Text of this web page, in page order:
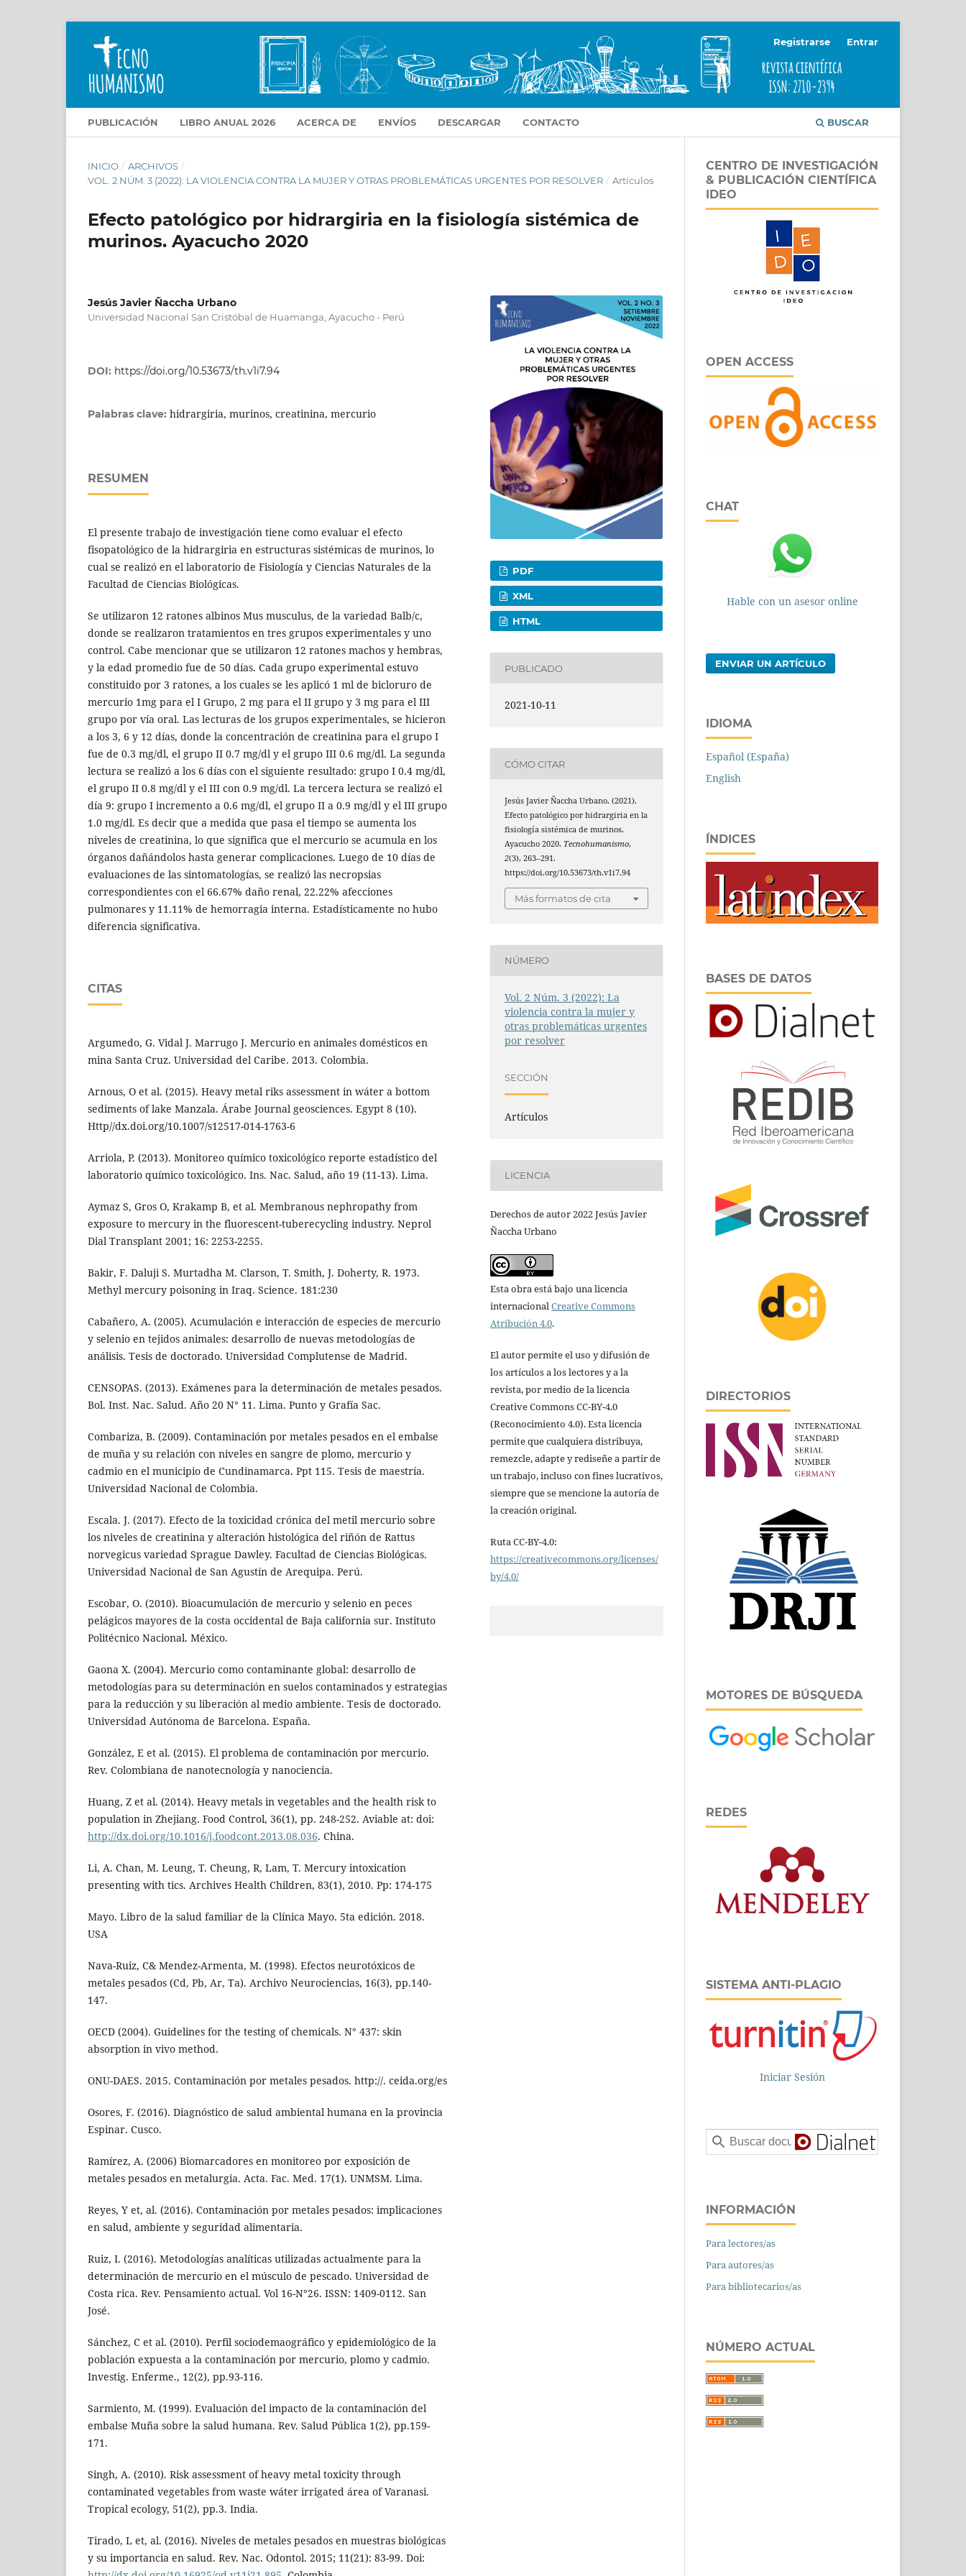
PUBLICACIÓN LIBRO ANUAL 2026 ACERCA DE ENVÍOS DESCARGAR CONTACTO BUSCAR
Registrarse Entrar
INICIO / ARCHIVOS /
VOL. 2 NÚM. 3 (2022): LA VIOLENCIA CONTRA LA MUJER Y OTRAS PROBLEMÁTICAS URGENTES POR RESOLVER / Artículos
Efecto patológico por hidrargiria en la fisiología sistémica de
murinos. Ayacucho 2020
Jesús Javier Ñaccha Urbano
Universidad Nacional San Cristóbal de Huamanga, Ayacucho - Perú
DOI: https://doi.org/10.53673/th.v1i7.94
Palabras clave: hidrargiria, murinos, creatinina, mercurio
RESUMEN
El presente trabajo de investigación tiene como evaluar el efecto
fisopatológico de la hidrargiria en estructuras sistémicas de murinos, lo
cual se realizó en el laboratorio de Fisiología y Ciencias Naturales de la
Facultad de Ciencias Biológicas.
Se utilizaron 12 ratones albinos Mus musculus, de la variedad Balb/c,
donde se realizaron tratamientos en tres grupos experimentales y uno
control. Cabe mencionar que se utilizaron 12 ratones machos y hembras,
y la edad promedio fue de 50 días. Cada grupo experimental estuvo
constituido por 3 ratones, a los cuales se les aplicó 1 ml de bicloruro de
mercurio 1mg para el I Grupo, 2 mg para el II grupo y 3 mg para el III
grupo por vía oral. Las lecturas de los grupos experimentales, se hicieron
a los 3, 6 y 12 días, donde la concentración de creatinina para el grupo I
fue de 0.3 mg/dl, el grupo II 0.7 mg/dl y el grupo III 0.6 mg/dl. La segunda
lectura se realizó a los 6 días con el siguiente resultado: grupo I 0.4 mg/dl,
el grupo II 0.8 mg/dl y el III con 0.9 mg/dl. La tercera lectura se realizó el
día 9: grupo I incremento a 0.6 mg/dl, el grupo II a 0.9 mg/dl y el III grupo
1.0 mg/dl. Es decir que a medida que pasa el tiempo se aumenta los
niveles de creatinina, lo que significa que el mercurio se acumula en los
órganos dañándolos hasta generar complicaciones. Luego de 10 días de
evaluaciones de las sintomatologías, se realizó las necropsias
correspondientes con el 66.67% daño renal, 22.22% afecciones
pulmonares y 11.11% de hemorragia interna. Estadísticamente no hubo
diferencia significativa.
CITAS
Argumedo, G. Vidal J. Marrugo J. Mercurio en animales domésticos en
mina Santa Cruz. Universidad del Caribe. 2013. Colombia.
Arnous, O et al. (2015). Heavy metal riks assessment in wáter a bottom
sediments of lake Manzala. Árabe Journal geosciences. Egypt 8 (10).
Http//dx.doi.org/10.1007/s12517-014-1763-6
Arriola, P. (2013). Monitoreo químico toxicológico reporte estadístico del
laboratorio químico toxicológico. Ins. Nac. Salud, año 19 (11-13). Lima.
Aymaz S, Gros O, Krakamp B, et al. Membranous nephropathy from
exposure to mercury in the fluorescent-tuberecycling industry. Neprol
Dial Transplant 2001; 16: 2253-2255.
Bakir, F. Daluji S. Murtadha M. Clarson, T. Smith, J. Doherty, R. 1973.
Methyl mercury poisoning in Iraq. Science. 181:230
Cabañero, A. (2005). Acumulación e interacción de especies de mercurio
y selenio en tejidos animales: desarrollo de nuevas metodologías de
análisis. Tesis de doctorado. Universidad Complutense de Madrid.
CENSOPAS. (2013). Exámenes para la determinación de metales pesados.
Bol. Inst. Nac. Salud. Año 20 N° 11. Lima. Punto y Grafía Sac.
Combariza, B. (2009). Contaminación por metales pesados en el embalse
de muña y su relación con niveles en sangre de plomo, mercurio y
cadmio en el municipio de Cundinamarca. Ppt 115. Tesis de maestría.
Universidad Nacional de Colombia.
Escala. J. (2017). Efecto de la toxicidad crónica del metil mercurio sobre
los niveles de creatinina y alteración histológica del riñón de Rattus
norvegicus variedad Sprague Dawley. Facultad de Ciencias Biológicas.
Universidad Nacional de San Agustín de Arequipa. Perú.
Escobar, O. (2010). Bioacumulación de mercurio y selenio en peces
pelágicos mayores de la costa occidental de Baja california sur. Instituto
Politécnico Nacional. México.
Gaona X. (2004). Mercurio como contaminante global: desarrollo de
metodologías para su determinación en suelos contaminados y estrategias
para la reducción y su liberación al medio ambiente. Tesis de doctorado.
Universidad Autónoma de Barcelona. España.
González, E et al. (2015). El problema de contaminación por mercurio.
Rev. Colombiana de nanotecnología y nanociencia.
Huang, Z et al. (2014). Heavy metals in vegetables and the health risk to
population in Zhejiang. Food Control, 36(1), pp. 248-252. Aviable at: doi:
http://dx.doi.org/10.1016/j.foodcont.2013.08.036. China.
Li, A. Chan, M. Leung, T. Cheung, R, Lam, T. Mercury intoxication
presenting with tics. Archives Health Children, 83(1), 2010. Pp: 174-175
Mayo. Libro de la salud familiar de la Clínica Mayo. 5ta edición. 2018.
USA
Nava-Ruiz, C& Mendez-Armenta, M. (1998). Efectos neurotóxicos de
metales pesados (Cd, Pb, Ar, Ta). Archivo Neurociencias, 16(3), pp.140-
147.
OECD (2004). Guidelines for the testing of chemicals. N° 437: skin
absorption in vivo method.
ONU-DAES. 2015. Contaminación por metales pesados. http://. ceida.org/es
Osores, F. (2016). Diagnóstico de salud ambiental humana en la provincia
Espinar. Cusco.
Ramírez, A. (2006) Biomarcadores en monitoreo por exposición de
metales pesados en metalurgia. Acta. Fac. Med. 17(1). UNMSM. Lima.
Reyes, Y et, al. (2016). Contaminación por metales pesados: implicaciones
en salud, ambiente y seguridad alimentaria.
Ruiz, I. (2016). Metodologías analíticas utilizadas actualmente para la
determinación de mercurio en el músculo de pescado. Universidad de
Costa rica. Rev. Pensamiento actual. Vol 16-N°26. ISSN: 1409-0112. San
José.
Sánchez, C et al. (2010). Perfil sociodemaográfico y epidemiológico de la
población expuesta a la contaminación por mercurio, plomo y cadmio.
Investig. Enferme., 12(2), pp.93-116.
Sarmiento, M. (1999). Evaluación del impacto de la contaminación del
embalse Muña sobre la salud humana. Rev. Salud Pública 1(2), pp.159-
171.
Singh, A. (2010). Risk assessment of heavy metal toxicity through
contaminated vegetables from waste wáter irrigated área of Varanasi.
Tropical ecology, 51(2), pp.3. India.
Tirado, L et, al. (2016). Niveles de metales pesados en muestras biológicas
y su importancia en salud. Rev. Nac. Odontol. 2015; 11(21): 83-99. Doi:
PDF
XML
HTML
PUBLICADO
2021-10-11
CÓMO CITAR
Jesús Javier Ñaccha Urbano. (2021).
Efecto patológico por hidrargiria en la
fisiología sistémica de murinos.
Ayacucho 2020. Tecnohumanismo,
2(3), 263–291.
https://doi.org/10.53673/th.v1i7.94
Más formatos de cita
NÚMERO
Vol. 2 Núm. 3 (2022): La
violencia contra la mujer y
otras problemáticas urgentes
por resolver
SECCIÓN
Artículos
LICENCIA
Derechos de autor 2022 Jesús Javier
Ñaccha Urbano
Esta obra está bajo una licencia
internacionalCreative Commons
Atribución 4.0.
El autor permite el uso y difusión de
los artículos a los lectores y a la
revista, por medio de la licencia
Creative Commons CC-BY-4.0
(Reconocimiento 4.0). Esta licencia
permite que cualquiera distribuya,
remezcle, adapte y rediseñe a partir de
un trabajo, incluso con fines lucrativos,
siempre que se mencione la autoría de
la creación original.
Ruta CC-BY-4.0:
https://creativecommons.org/licenses/
by/4.0/
CENTRO DE INVESTIGACIÓN
& PUBLICACIÓN CIENTÍFICA
IDEO
OPEN ACCESS
CHAT
Hable con un asesor online
ENVIAR UN ARTÍCULO
IDIOMA
Español (España)
English
ÍNDICES
BASES DE DATOS
DIRECTORIOS
MOTORES DE BÚSQUEDA
REDES
SISTEMA ANTI-PLAGIO
Iniciar Sesión
INFORMACIÓN
Para lectores/as
Para autores/as
Para bibliotecarios/as
NÚMERO ACTUAL